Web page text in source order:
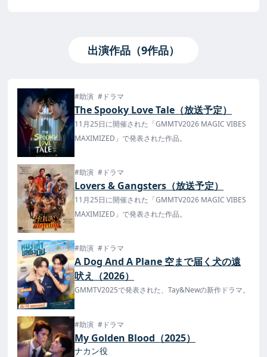
出演作品（9作品）
#助演 #ドラマ
The Spooky Love Tale（放送予定）
11月25日に開催された「GMMTV2026 MAGIC VIBES
MAXIMIZED」で発表された作品。
#助演 #ドラマ
Lovers & Gangsters（放送予定）
11月25日に開催された「GMMTV2026 MAGIC VIBES
MAXIMIZED」で発表された作品。
#助演 #ドラマ
A Dog And A Plane 空まで届く犬の遠
吠え（2026）
GMMTV2025で発表された、Tay&Newの新作ドラマ。
#助演 #ドラマ
My Golden Blood（2025）
ナカン役